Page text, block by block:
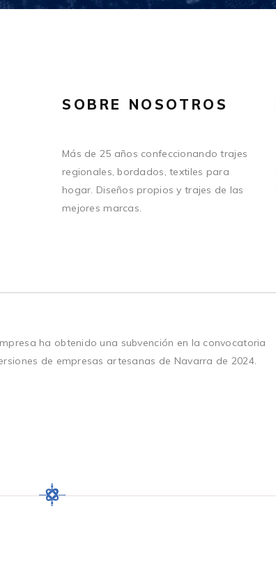
SOBRE NOSOTROS
Más de 25 años confeccionando trajes
regionales, bordados, textiles para
hogar. Diseños propios y trajes de las
mejores marcas.
ha obtenido una subvención en la convocatoria
de empresas artesanas de Navarra de 2024.